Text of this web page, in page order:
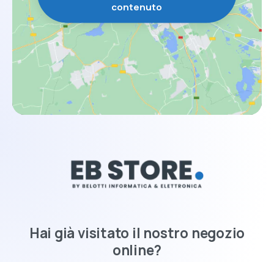
contenuto
Hai già visitato il nostro negozio
online?